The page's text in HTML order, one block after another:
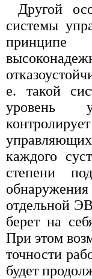
Другой
системы
е. такой
уровень
управляющих
каждого
степени
обнаружения
отдельной
берет на
При этом
точности
будет